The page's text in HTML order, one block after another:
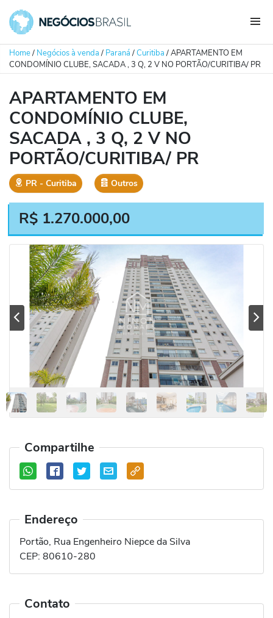
Home/ Negócios à venda/ Paraná/Curitiba/APARTAMENTO EM
CONDOMÍNIO CLUBE, SACADA , 3 Q, 2 V NO PORTÃO/CURITIBA/ PR
APARTAMENTO EM
CONDOMÍNIO CLUBE,
SACADA , 3 Q, 2 V NO
PORTÃO/CURITIBA/ PR
PR ‐ Curitiba Outros
R$ 1.270.000,00
Previous
Compartilhe
Endereço
Portão, Rua Engenheiro Niepce da Silva
CEP: 80610-280
Contato